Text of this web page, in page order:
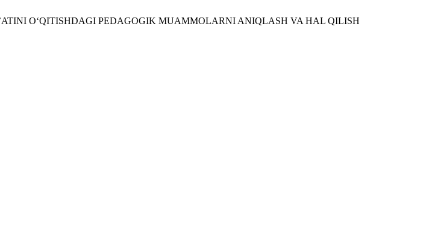
O‘QITISHDAGI PEDAGOGIK MUAMMOLARNI ANIQLASH VA HAL QILISH